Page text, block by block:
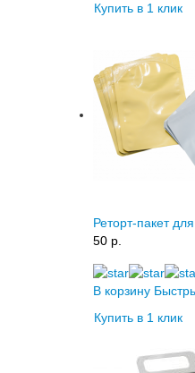
Купить в 1 клик
Реторт-пакет
50 p.
В корзину
Купить в 1 клик